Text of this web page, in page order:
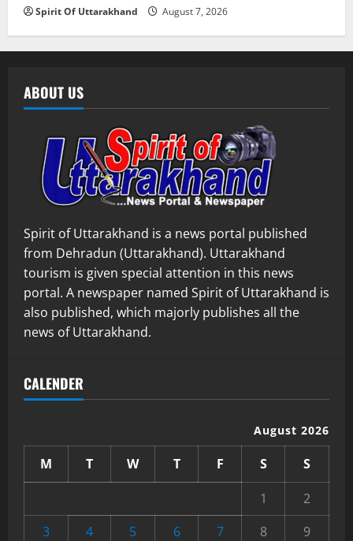
Spirit Of Uttarakhand August 7, 2026
ABOUT US
Spirit of Uttarakhand is a news portal published
from Dehradun (Uttarakhand). Uttarakhand
tourism is given special attention in this news
portal. A newspaper named Spirit of Uttarakhand is
also published, which majorly publishes all the
news of Uttarakhand.
CALENDER
August 2026
M T W T F S
S
1
2
3
4 5 6 7 8
9